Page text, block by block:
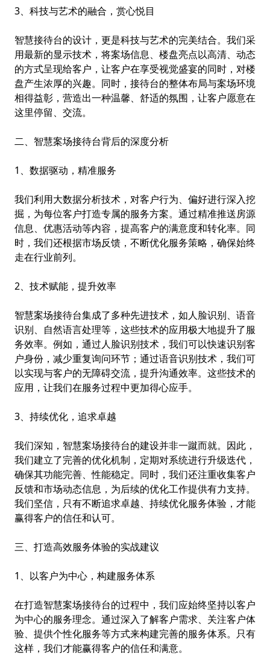
3、科技与艺术的融合，赏心悦目
智慧接待台的设计，更是科技与艺术的完美结合。我们采
用最新的显示技术，将案场信息、楼盘亮点以高清、动态
的方式呈现给客户，让客户在享受视觉盛宴的同时，对楼
盘产生浓厚的兴趣。同时，接待台的整体布局与案场环境
相得益彰，营造出一种温馨、舒适的氛围，让客户愿意在
这里停留、交流。
二、智慧案场接待台背后的深度分析
1、数据驱动，精准服务
我们利用大数据分析技术，对客户行为、偏好进行深入挖
掘，为每位客户打造专属的服务方案。通过精准推送房源
信息、优惠活动等内容，提高客户的满意度和转化率。同
时，我们还根据市场反馈，不断优化服务策略，确保始终
走在行业前列。
2、技术赋能，提升效率
智慧案场接待台集成了多种先进技术，如人脸识别、语音
识别、自然语言处理等，这些技术的应用极大地提升了服
务效率。例如，通过人脸识别技术，我们可以快速识别客
户身份，减少重复询问环节；通过语音识别技术，我们可
以实现与客户的无障碍交流，提升沟通效率。这些技术的
应用，让我们在服务过程中更加得心应手。
3、持续优化，追求卓越
我们深知，智慧案场接待台的建设并非一蹴而就。因此，
我们建立了完善的优化机制，定期对系统进行升级迭代，
确保其功能完善、性能稳定。同时，我们还注重收集客户
反馈和市场动态信息，为后续的优化工作提供有力支持。
我们坚信，只有不断追求卓越、持续优化服务体验，才能
赢得客户的信任和认可。
三、打造高效服务体验的实战建议
1、以客户为中心，构建服务体系
在打造智慧案场接待台的过程中，我们应始终坚持以客户
为中心的服务理念。通过深入了解客户需求、关注客户体
验、提供个性化服务等方式来构建完善的服务体系。只有
这样，我们才能赢得客户的信任和满意。